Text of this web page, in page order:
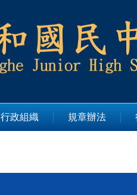
行政組織 規章辦法